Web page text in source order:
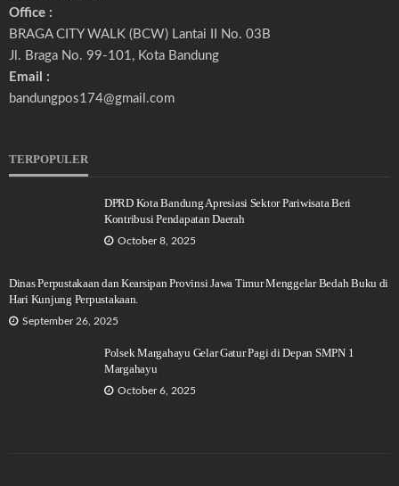
Office :
BRAGA CITY WALK (BCW) Lantai II No. 03B
Jl. Braga No. 99-101, Kota Bandung
Email :
bandungpos174@gmail.com
TERPOPULER
DPRD Kota Bandung Apresiasi Sektor Pariwisata Beri
Kontribusi Pendapatan Daerah
October 8, 2025
Dinas Perpustakaan dan Kearsipan Provinsi Jawa Timur Menggelar Bedah Buku di
Hari Kunjung Perpustakaan.
September 26, 2025
Polsek Margahayu Gelar Gatur Pagi di Depan SMPN 1
Margahayu
October 6, 2025